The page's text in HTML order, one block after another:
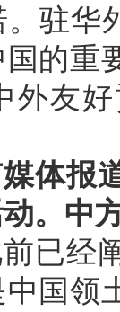
驻华
的重
外友
体报
。中
已经
国领